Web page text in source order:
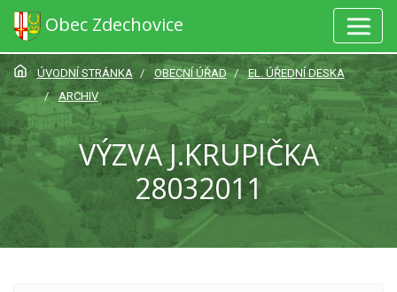
Obec Zdechovice
ÚVODNÍ STRÁNKA OBECNÍ ÚŘAD
EL. ÚŘEDNÍ DESKA
ARCHIV
VÝZVA J.KRUPIČKA
28032011